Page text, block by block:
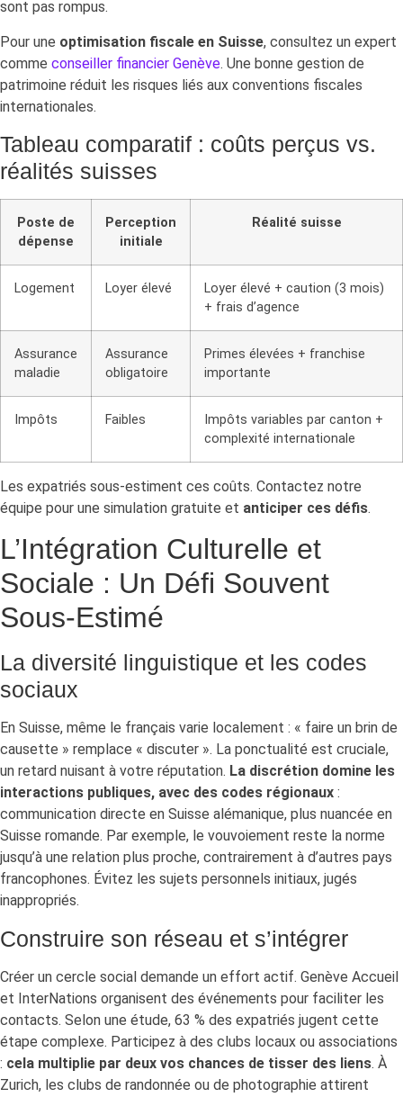
sont pas rompus.
Pour une optimisation fiscale en Suisse, consultez un expert
comme conseiller financier Genève. Une bonne gestion de
patrimoine réduit les risques liés aux conventions fiscales
internationales.
Tableau comparatif : coûts perçus vs.
réalités suisses
Poste de
dépense
Perception
initiale
Réalité suisse
Logement Loyer élevé
Loyer élevé + caution (3 mois)
+ frais d’agence
Assurance
maladie
Assurance
obligatoire
Primes élevées + franchise
importante
Impôts Faibles
Impôts variables par canton +
complexité internationale
Les expatriés sous-estiment ces coûts. Contactez notre
équipe pour une simulation gratuite et anticiper ces défis.
L’Intégration Culturelle et
Sociale : Un Défi Souvent
Sous-Estimé
La diversité linguistique et les codes
sociaux
En Suisse, même le français varie localement : « faire un brin de
causette » remplace « discuter ». La ponctualité est cruciale,
un retard nuisant à votre réputation. La discrétion domine les
interactions publiques, avec des codes régionaux :
communication directe en Suisse alémanique, plus nuancée en
Suisse romande. Par exemple, le vouvoiement reste la norme
jusqu’à une relation plus proche, contrairement à d’autres pays
francophones. Évitez les sujets personnels initiaux, jugés
inappropriés.
Construire son réseau et s’intégrer
Créer un cercle social demande un effort actif. Genève Accueil
et InterNations organisent des événements pour faciliter les
contacts. Selon une étude, 63 % des expatriés jugent cette
étape complexe. Participez à des clubs locaux ou associations
: cela multiplie par deux vos chances de tisser des liens. À
Zurich, les clubs de randonnée ou de photographie attirent